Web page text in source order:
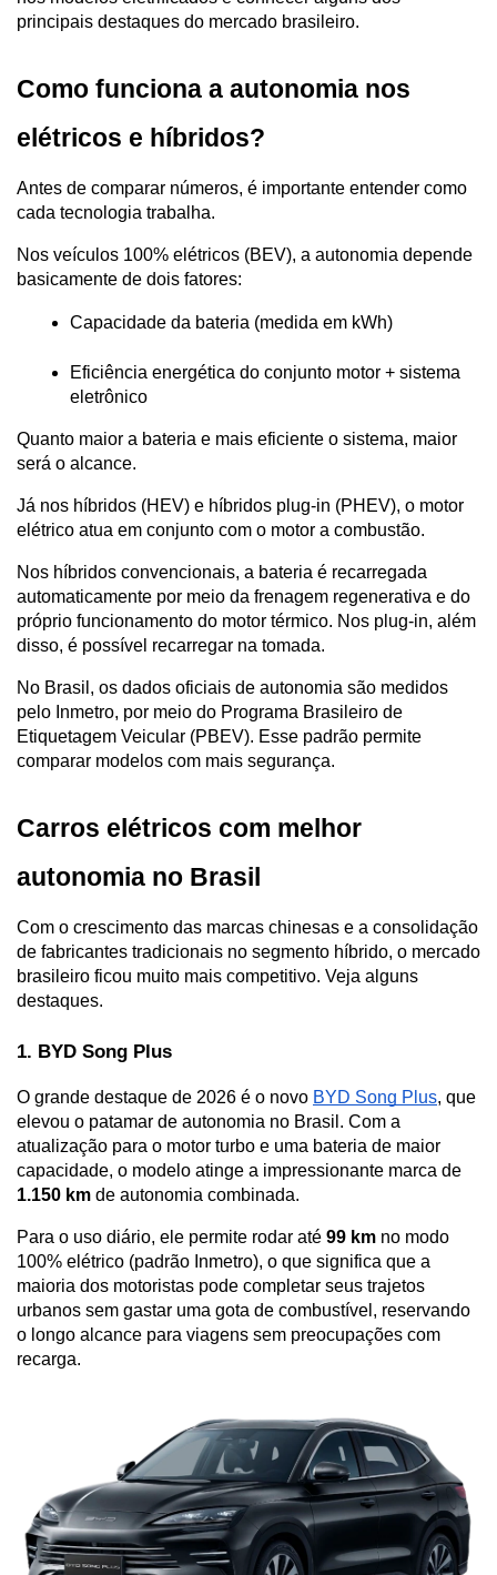
principais destaques do mercado brasileiro.
Como funciona a autonomia nos
elétricos e híbridos?
Antes de comparar números, é importante entender como
cada tecnologia trabalha.
Nos veículos 100% elétricos (BEV), a autonomia depende
basicamente de dois fatores:
Capacidade da bateria (medida em kWh)
Eficiência energética do conjunto motor + sistema
eletrônico
Quanto maior a bateria e mais eficiente o sistema, maior
será o alcance.
Já nos híbridos (HEV) e híbridos plug-in (PHEV), o motor
elétrico atua em conjunto com o motor a combustão.
Nos híbridos convencionais, a bateria é recarregada
automaticamente por meio da frenagem regenerativa e do
próprio funcionamento do motor térmico. Nos plug-in, além
disso, é possível recarregar na tomada.
No Brasil, os dados oficiais de autonomia são medidos
pelo Inmetro, por meio do Programa Brasileiro de
Etiquetagem Veicular (PBEV). Esse padrão permite
comparar modelos com mais segurança.
Carros elétricos com melhor
autonomia no Brasil
Com o crescimento das marcas chinesas e a consolidação
de fabricantes tradicionais no segmento híbrido, o mercado
brasileiro ficou muito mais competitivo. Veja alguns
destaques.
1. BYD Song Plus
O grande destaque de 2026 é o novo BYD Song Plus, que
elevou o patamar de autonomia no Brasil. Com a
atualização para o motor turbo e uma bateria de maior
1.150 km de autonomia combinada.
Para o uso diário, ele permite rodar até 99 km no modo
100% elétrico (padrão Inmetro), o que significa que a
maioria dos motoristas pode completar seus trajetos
urbanos sem gastar uma gota de combustível, reservando
o longo alcance para viagens sem preocupações com
recarga.